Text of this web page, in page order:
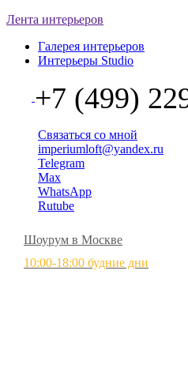
Лента интерьеров
Галерея интерьеров
Интерьеры Studio
+7 (499)
Связаться со мной
imperiumloft@yandex.ru
Telegram
Max
WhatsApp
Rutube
Шоурум в Москве
10:00-18:00 будние дни